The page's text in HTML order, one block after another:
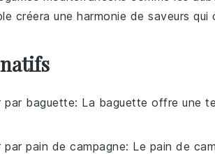
créera une harmonie de saveurs
par baguette: La baguette offre une
par pain de campagne: Le pain de